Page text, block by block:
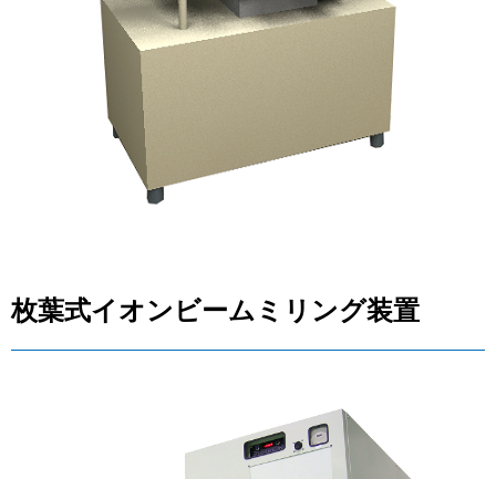
枚葉式イオンビームミリング装置